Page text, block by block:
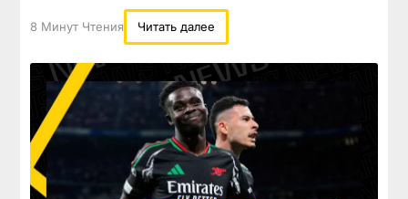
8 Минут Чтения Читать далее